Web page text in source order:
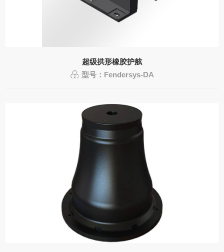
超级拱形橡胶护舷
型号：Fendersys-DA